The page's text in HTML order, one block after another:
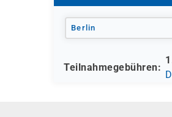
Berlin
Teilnahmegebühren: